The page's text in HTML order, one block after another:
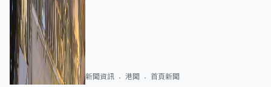
新聞資訊 港聞 首頁新聞